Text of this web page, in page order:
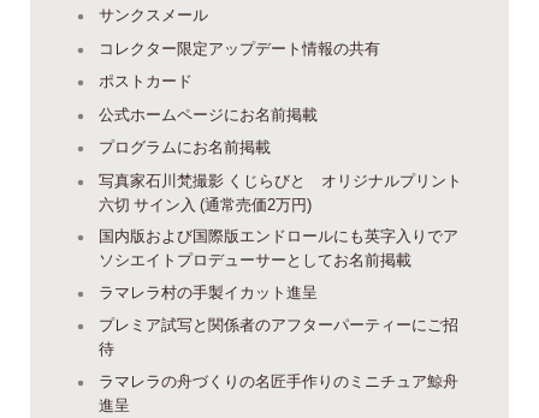
サンクスメール
コレクター限定アップデート情報の共有
ポストカード
公式ホームページにお名前掲載
プログラムにお名前掲載
写真家石川梵撮影 くじらびと オリジナルプリント
六切 サイン入 (通常売価2万円)
国内版および国際版エンドロールにも英字入りでア
ソシエイトプロデューサーとしてお名前掲載
ラマレラ村の手製イカット進呈
プレミア試写と関係者のアフターパーティーにご招
待
ラマレラの舟づくりの名匠手作りのミニチュア鯨舟
進呈